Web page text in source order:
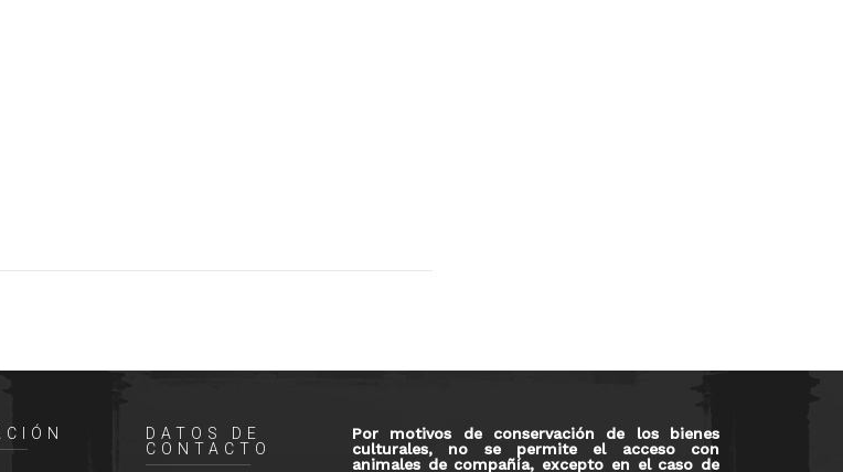
DATOS DE
CONTACTO
Por motivos de conservación de los bienes
culturales, no se permite el acceso con
animales de compañía, excepto en el caso de